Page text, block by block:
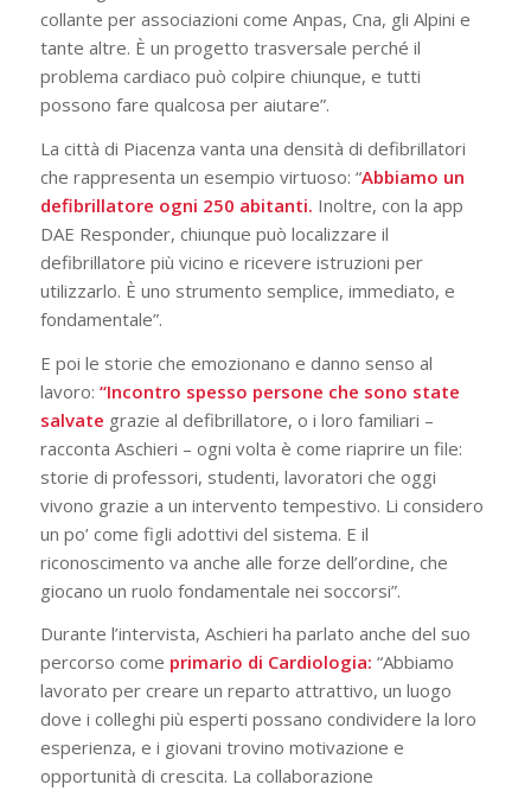
collante per associazioni come Anpas, Cna, gli Alpini e
tante altre. È un progetto trasversale perché il
problema cardiaco può colpire chiunque, e tutti
possono fare qualcosa per aiutare”.
La città di Piacenza vanta una densità di defibrillatori
che rappresenta un esempio virtuoso: “Abbiamo un
defibrillatore ogni 250 abitanti. Inoltre, con la app
DAE Responder, chiunque può localizzare il
defibrillatore più vicino e ricevere istruzioni per
utilizzarlo. È uno strumento semplice, immediato, e
fondamentale”.
E poi le storie che emozionano e danno senso al
lavoro: “Incontro spesso persone che sono state
salvate grazie al defibrillatore, o i loro familiari –
racconta Aschieri – ogni volta è come riaprire un file:
storie di professori, studenti, lavoratori che oggi
vivono grazie a un intervento tempestivo. Li considero
un po’ come figli adottivi del sistema. E il
riconoscimento va anche alle forze dell’ordine, che
giocano un ruolo fondamentale nei soccorsi”.
Durante l’intervista, Aschieri ha parlato anche del suo
percorso come primario di Cardiologia: “Abbiamo
lavorato per creare un reparto attrattivo, un luogo
dove i colleghi più esperti possano condividere la loro
esperienza, e i giovani trovino motivazione e
opportunità di crescita. La collaborazione